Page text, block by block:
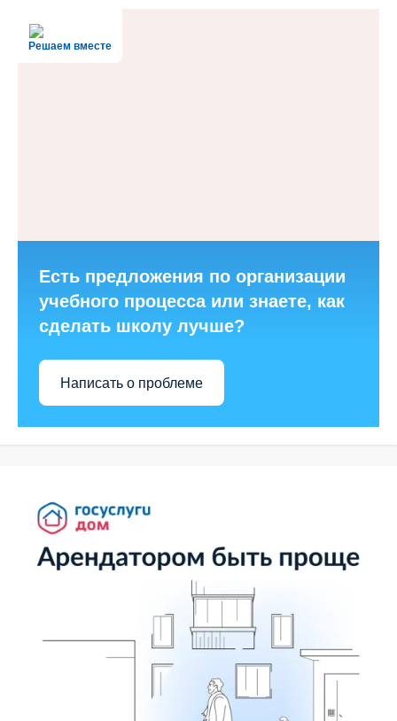
Решаем вместе
Есть предложения по организации
учебного процесса или знаете, как
сделать школу лучше?
Написать о проблеме